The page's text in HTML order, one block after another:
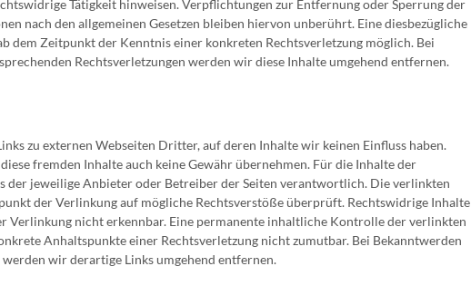
Tätigkeit hinweisen. Verpflichtungen zur Entfernung oder Sperrung der
nach den allgemeinen Gesetzen bleiben hiervon unberührt. Eine diesbezügliche
dem Zeitpunkt der Kenntnis einer konkreten Rechtsverletzung möglich. Bei
Rechtsverletzungen werden wir diese Inhalte umgehend entfernen.
zu externen Webseiten Dritter, auf deren Inhalte wir keinen Einfluss haben.
fremden Inhalte auch keine Gewähr übernehmen. Für die Inhalte der
der jeweilige Anbieter oder Betreiber der Seiten verantwortlich. Die verlinkten
der Verlinkung auf mögliche Rechtsverstöße überprüft. Rechtswidrige Inhalte
Verlinkung nicht erkennbar. Eine permanente inhaltliche Kontrolle der verlinkten
Anhaltspunkte einer Rechtsverletzung nicht zumutbar. Bei Bekanntwerden
wir derartige Links umgehend entfernen.